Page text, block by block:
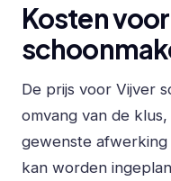
Kosten
De prijs voor Vijver
omvang van de
gewenste
kan worden